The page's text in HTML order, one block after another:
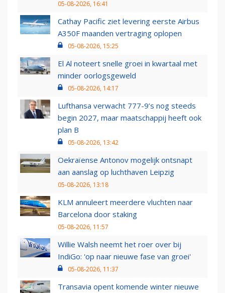
05-08-2026, 16:41
Cathay Pacific ziet levering eerste Airbus
A350F maanden vertraging oplopen
05-08-2026, 15:25
El Al noteert snelle groei in kwartaal met
minder oorlogsgeweld
05-08-2026, 14:17
Lufthansa verwacht 777-9’s nog steeds
begin 2027, maar maatschappij heeft ook
plan B
05-08-2026, 13:42
Oekraïense Antonov mogelijk ontsnapt
aan aanslag op luchthaven Leipzig
05-08-2026, 13:18
KLM annuleert meerdere vluchten naar
Barcelona door staking
05-08-2026, 11:57
Willie Walsh neemt het roer over bij
IndiGo: 'op naar nieuwe fase van groei'
05-08-2026, 11:37
Transavia opent komende winter nieuwe